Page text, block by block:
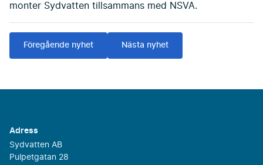
monter Sydvatten tillsammans med NSVA.
Föregående nyhet Nästa nyhet
Adress
Sydvatten AB
Pulpetgatan 28